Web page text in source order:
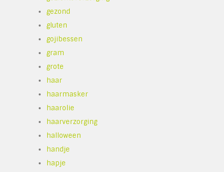
gezond
gluten
gojibessen
gram
grote
haar
haarmasker
haarolie
haarverzorging
halloween
handje
hapje